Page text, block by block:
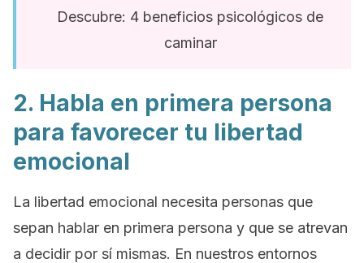
Descubre: 4 beneficios psicológicos de
caminar
2. Habla en primera persona
para favorecer tu libertad
emocional
La libertad emocional necesita personas que
sepan hablar en primera persona y que se atrevan
a decidir por sí mismas. En nuestros entornos